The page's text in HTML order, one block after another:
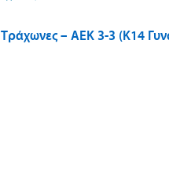
Τράχωνες – ΑΕΚ 3-3 (Κ14